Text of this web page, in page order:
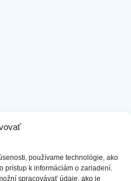
používame technológie, ako
prístup k informáciám o zariadení.
spracovávať údaje, ako je